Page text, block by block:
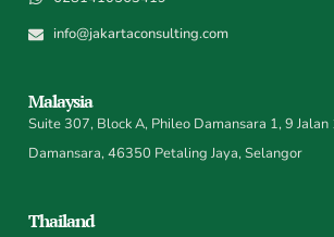
info@jakartaconsulting.com
Malaysia
Suite 307, Block A, Phileo Damansara 1, 9
Damansara, 46350 Petaling Jaya, Selangor
Thailand